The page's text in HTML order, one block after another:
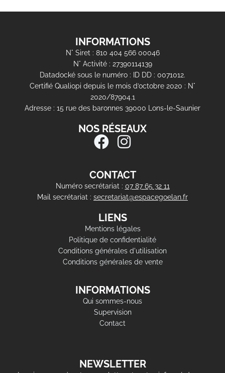
INFORMATIONS
N° Siret : 810 404 566 00046
N° Activité : 27390114139
Datadocké sous le numéro : ID DD : 0071012.
Certifié Qualiopi depuis le mois d’octobre 2020 : N°
2020/87904.1
Adresse : 15 rue des baronnes 39000 Lons-le-Saunier
NOS RÉSEAUX
CONTACT
Numéro secrétariat : 07 87 65 32 11
Mail secrétariat : secretariat@espacegoelan.fr
LIENS
Mentions légales
Politique de confidentialité
Conditions générales d'utilisation
Conditions générales de vente
INFORMATIONS
Qui sommes-nous
Supervision
Contact
NEWSLETTER